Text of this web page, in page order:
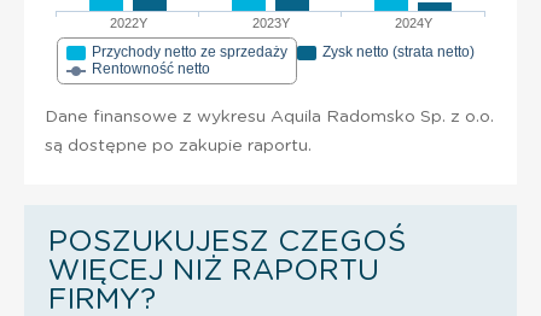
2022Y 2023Y 2024Y
Przychody netto ze sprzedaży
Zysk netto (strata netto)
Rentowność netto
Dane finansowe z wykresu Aquila Radomsko Sp. z o.o.
są dostępne po zakupie raportu.
POSZUKUJESZ CZEGOŚ
WIĘCEJ NIŻ RAPORTU
FIRMY?